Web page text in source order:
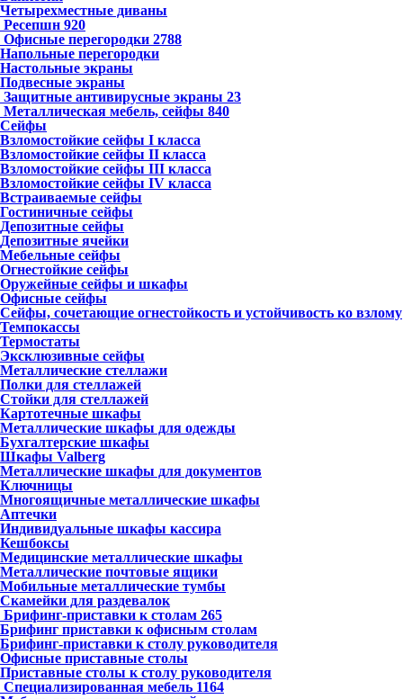
Четырехместные диваны
Ресепшн 920
Офисные перегородки 2788
Напольные перегородки
Настольные экраны
Подвесные экраны
Защитные антивирусные экраны 23
Металлическая мебель, сейфы 840
Сейфы
Взломостойкие сейфы I класса
Взломостойкие сейфы II класса
Взломостойкие сейфы III класса
Взломостойкие сейфы IV класса
Встраиваемые сейфы
Гостиничные сейфы
Депозитные сейфы
Депозитные ячейки
Мебельные сейфы
Огнестойкие сейфы
Оружейные сейфы и шкафы
Офисные сейфы
Сейфы, сочетающие огнестойкость и устойчивость ко взлому
Темпокассы
Термостаты
Эксклюзивные сейфы
Металлические стеллажи
Полки для стеллажей
Стойки для стеллажей
Картотечные шкафы
Металлические шкафы для одежды
Бухгалтерские шкафы
Шкафы Valberg
Металлические шкафы для документов
Ключницы
Многоящичные металлические шкафы
Аптечки
Индивидуальные шкафы кассира
Кешбоксы
Медицинские металлические шкафы
Металлические почтовые ящики
Мобильные металлические тумбы
Скамейки для раздевалок
Брифинг-приставки к столам 265
Брифинг приставки к офисным столам
Брифинг-приставки к столу руководителя
Офисные приставные столы
Приставные столы к столу руководителя
Специализированная мебель 1164